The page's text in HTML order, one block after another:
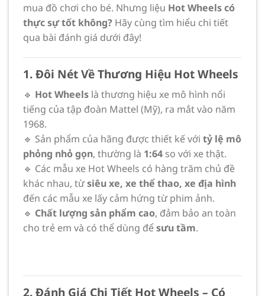
mua đồ chơi cho bé. Nhưng liệu Hot Wheels có
thực sự tốt không? Hãy cùng tìm hiểu chi tiết
qua bài đánh giá dưới đây!
1. Đôi Nét Về Thương Hiệu Hot Wheels
🔹 Hot Wheels là thương hiệu xe mô hình nổi
tiếng của tập đoàn Mattel (Mỹ), ra mắt vào năm
1968.
🔹 Sản phẩm của hãng được thiết kế với tỷ lệ mô
phỏng nhỏ gọn, thường là 1:64 so với xe thật.
🔹 Các mẫu xe Hot Wheels có hàng trăm chủ đề
khác nhau, từsiêu xe, xe thể thao, xe địa hình
đến các mẫu xe lấy cảm hứng từ phim ảnh.
🔹 Chất lượng sản phẩm cao, đảm bảo an toàn
cho trẻ em và có thể dùng đểsưu tầm.
2. Đánh Giá Chi Tiết Hot Wheels – Có